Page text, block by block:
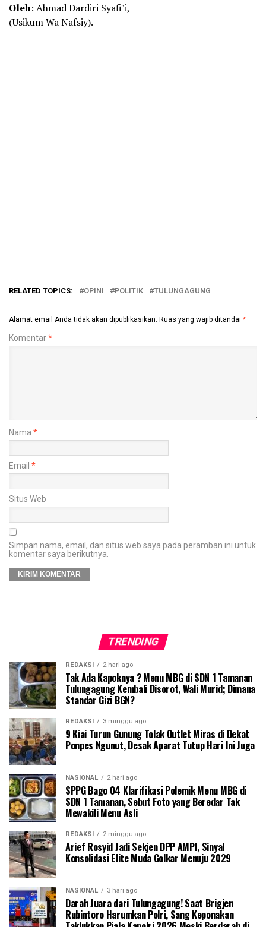
Oleh: Ahmad Dardiri Syafi’i,
(Usikum Wa Nafsiy).
RELATED TOPICS: OPINI POLITIK TULUNGAGUNG
Alamat email Anda tidak akan dipublikasikan. Ruas yang wajib ditandai *
Komentar*
Nama *
Email *
Situs Web
Simpan nama, email, dan situs web saya pada peramban ini untuk
komentar saya berikutnya.
TRENDING
REDAKSI 2 hari ago
Tak Ada Kapoknya ? Menu MBG di SDN 1 Tamanan
Tulungagung Kembali Disorot, Wali Murid; Dimana
Standar Gizi BGN?
REDAKSI 3 minggu ago
9 Kiai Turun Gunung Tolak Outlet Miras di Dekat
Ponpes Ngunut, Desak Aparat Tutup Hari Ini Juga
NASIONAL 2 hari ago
SPPG Bago 04 Klarifikasi Polemik Menu MBG di
SDN 1 Tamanan, Sebut Foto yang Beredar Tak
Mewakili Menu Asli
REDAKSI 2 minggu ago
Arief Rosyid Jadi Sekjen DPP AMPI, Sinyal
Konsolidasi Elite Muda Golkar Menuju 2029
NASIONAL 3 hari ago
Darah Juara dari Tulungagung! Saat Brigjen
Rubintoro Harumkan Polri, Sang Keponakan